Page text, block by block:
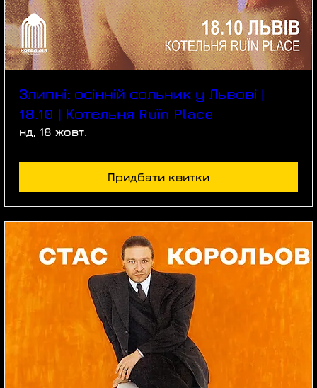
Злипні: осінній сольник у Львові |
18.10 | Котельня Ruїn Place
нд, 18 жовт.
Придбати квитки